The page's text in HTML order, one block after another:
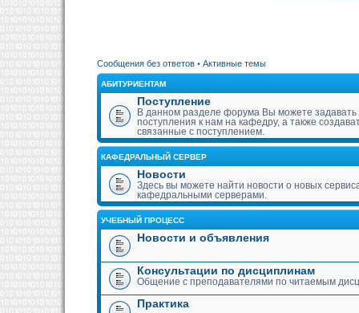
Сообщения без ответов • Активные темы
АБИТУРИЕНТАМ
Поступление
В данном разделе форума Вы можете
поступления к нам на кафедру, а также
связанные с поступлением.
КАФЕДРАЛЬНЫЙ СЕРВЕР
Новости
Здесь вы можете найти новости о новых
кафедральными серверами.
УЧЕБНЫЙ ПРОЦЕСС
Новости и объявления
Консультации по дисциплинам
Общение с преподавателями по читаемым
Практика